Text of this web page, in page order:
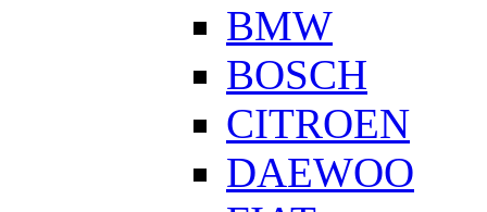
BMW
BOSCH
CITROEN
DAEWOO